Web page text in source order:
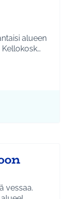
alueen
on saatu Kellokosk…
Liikunta ja
vessaa.